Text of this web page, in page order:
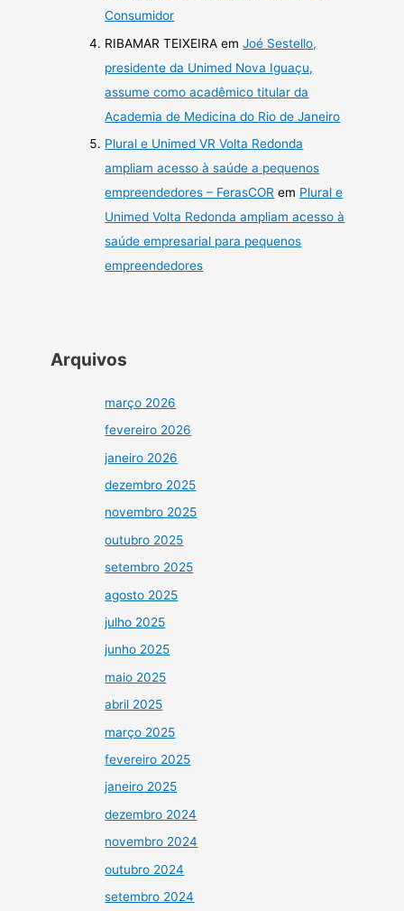
Consumidor
RIBAMAR TEIXEIRA emJoé Sestello,
presidente da Unimed Nova Iguaçu,
assume como acadêmico titular da
Academia de Medicina do Rio de Janeiro
Plural e Unimed VR Volta Redonda
ampliam acesso à saúde a pequenos
empreendedores – FerasCOR em Plural e
Unimed Volta Redonda ampliam acesso à
saúde empresarial para pequenos
empreendedores
Arquivos
março 2026
fevereiro 2026
janeiro 2026
dezembro 2025
novembro 2025
outubro 2025
setembro 2025
agosto 2025
julho 2025
junho 2025
maio 2025
abril 2025
março 2025
fevereiro 2025
janeiro 2025
dezembro 2024
novembro 2024
outubro 2024
setembro 2024